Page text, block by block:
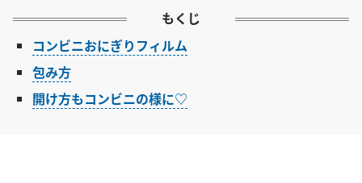
もくじ
コンビニおにぎりフィルム
包み方
開け方もコンビニの様に♡